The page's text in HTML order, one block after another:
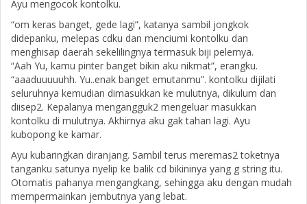
Ayu mengocok kontolku.
“om keras banget, gede lagi”, katanya sambil jongkok
didepanku, melepas cdku dan menciumi kontolku dan
menghisap daerah sekelilingnya termasuk biji pelernya.
“Aah Yu, kamu pinter banget bikin aku nikmat”, erangku.
“aaaduuuuuhh. Yu..enak banget emutanmu”. kontolku dijilati
seluruhnya kemudian dimasukkan ke mulutnya, dikulum dan
diisep2. Kepalanya mengangguk2 mengeluar masukkan
kontolku di mulutnya. Akhirnya aku gak tahan lagi. Ayu
kubopong ke kamar.
Ayu kubaringkan diranjang. Sambil terus meremas2 toketnya
tanganku satunya nyelip ke balik cd bikininya yang g string itu.
Otomatis pahanya mengangkang, sehingga aku dengan mudah
mempermainkan jembutnya yang lebat.